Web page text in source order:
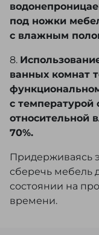
под ножки
с влажным
8.
ванных комнат
с температурой
относительной
70%.
Придерживаясь
сберечь мебель
состоянии на
времени.